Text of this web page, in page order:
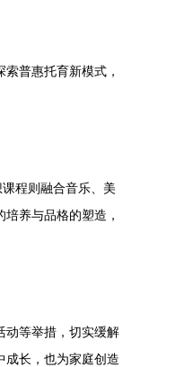
普惠托育新模式，
程则融合音乐、美
养与品格的塑造，
动等举措，切实缓解
成长，也为家庭创造